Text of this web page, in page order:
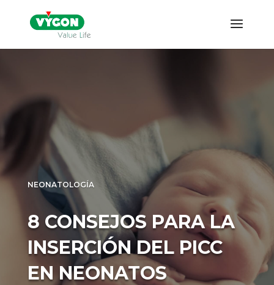
NEONATOLOGÍA
8 CONSEJOS PARA LA
INSERCIÓN DEL PICC
EN NEONATOS